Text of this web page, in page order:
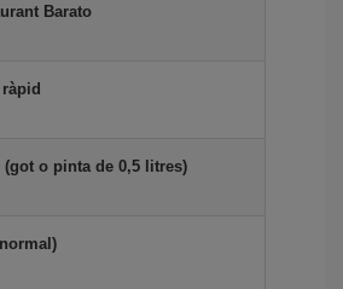
Barato
(got o pinta de 0,5 litres)